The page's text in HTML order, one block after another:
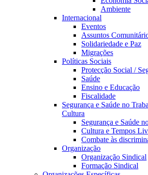
Ambiente
Internacional
Eventos
Assuntos
Solidariedade e Paz
Migrações
Políticas Sociais
Protecção Social /
Saúde
Ensino e Educação
Fiscalidade
Segurança e Saúde no
Cultura
Segurança e Saúde
Cultura e Tempos
Combate às
Organização
Organização Sindical
Formação Sindical